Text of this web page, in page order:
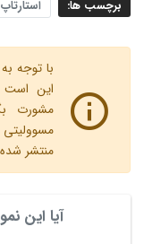
برچسب ها: استارتاپ
با توجه
این است
مشورت
مسوولیتی
منتشر
آیا این